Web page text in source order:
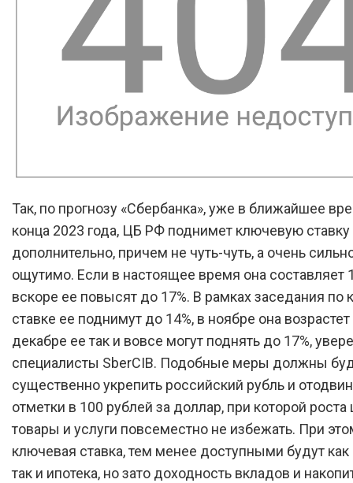
Так, по прогнозу «Сбербанка», уже в ближайшее
конца 2023 года, ЦБ РФ поднимет ключевую ставку
дополнительно, причем не чуть-чуть, а очень
ощутимо. Если в настоящее время она составляет
вскоре ее повысят до 17%. В рамках заседания по
ставке ее поднимут до 14%, в ноябре она возрастет
декабре ее так и вовсе могут поднять до 17%,
специалисты SberCIB. Подобные меры должны
существенно укрепить российский рубль и
отметки в 100 рублей за доллар, при которой роста
товары и услуги повсеместно не избежать. При
ключевая ставка, тем менее доступными будут
так и ипотека, но зато доходность вкладов и